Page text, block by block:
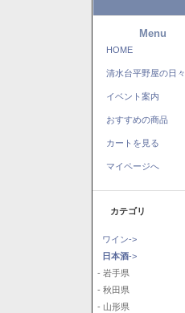
Menu
HOME
清水台平野屋の日々
イベント案内
おすすめの商品
カートを見る
マイページへ
カテゴリ
ワイン->
日本酒->
- 岩手県
- 秋田県
- 山形県